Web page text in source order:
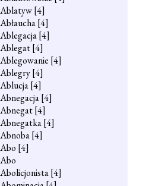
Ablatyw[4]
Abłaucha[4]
Ablegacja[4]
Ablegat[4]
Ablegowanie [4]
Ablegry[4]
Ablucja[4]
Abnegacja[4]
Abnegat[4]
Abnegatka[4]
Abnoba[4]
Abo [4]
Abo
Abolicjonista[4]